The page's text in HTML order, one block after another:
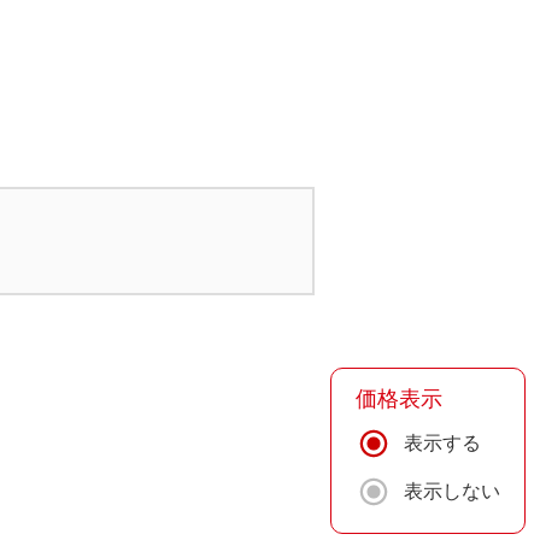
価格表示
表示する
表示しない